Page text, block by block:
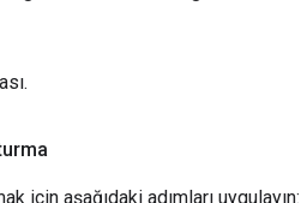
için aşağıdaki adımları uygulayın: